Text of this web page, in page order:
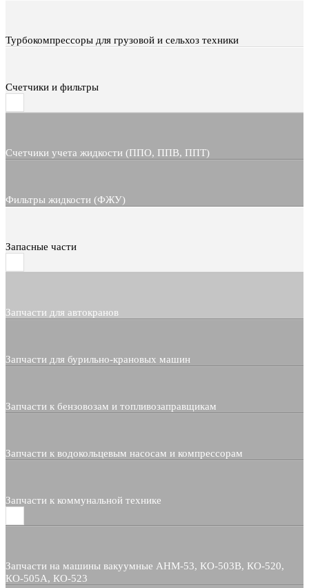
Турбокомпрессоры для грузовой и сельхоз техники
Счетчики и фильтры
Счетчики учета жидкости (ППО, ППВ, ППТ)
Фильтры жидкости (ФЖУ)
Запасные части
Запчасти для автокранов
Запчасти для бурильно-крановых машин
Запчасти к бензовозам и топливозаправщикам
Запчасти к водокольцевым насосам и компрессорам
Запчасти к коммунальной технике
Запчасти на машины вакуумные АНМ-53, КО-503В, КО-520,
КО-505А, КО-523